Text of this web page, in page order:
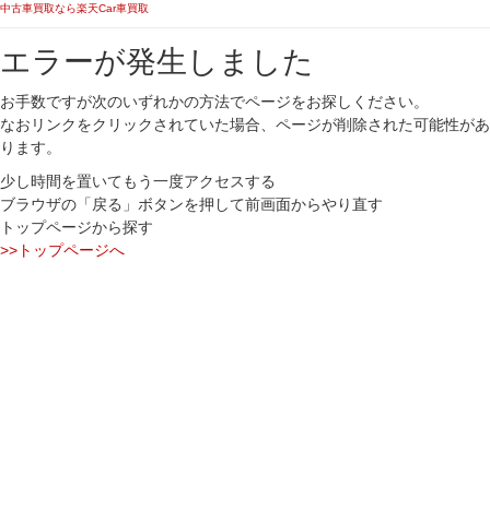
中古車買取なら楽天Car車買取
エラーが発生しました
お手数ですが次のいずれかの方法でページをお探しください。
なおリンクをクリックされていた場合、ページが削除された可能性があ
ります。
少し時間を置いてもう一度アクセスする
ブラウザの「戻る」ボタンを押して前画面からやり直す
トップページから探す
>>トップページへ